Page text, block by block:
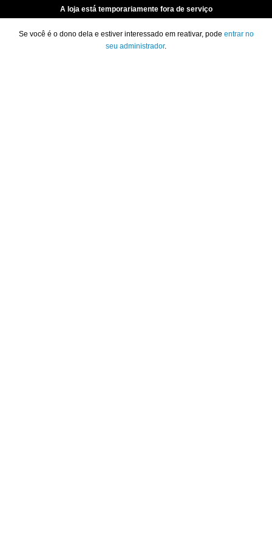
A loja está temporariamente fora de serviço
Se você é o dono dela e estiver interessado em reativar, pode entrar no
seu administrador.